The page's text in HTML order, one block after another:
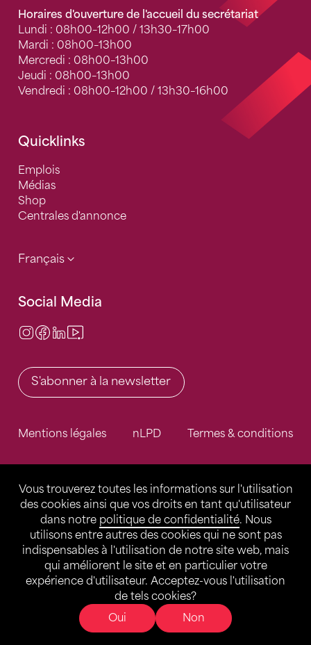
Vous trouverez toutes les informations sur l'utilisation
des cookies ainsi que vos droits en tant qu'utilisateur
dans notre politique de confidentialité. Nous
utilisons entre autres des cookies qui ne sont pas
indispensables à l'utilisation de notre site web, mais
qui améliorent le site et en particulier votre
expérience d'utilisateur. Acceptez-vous l'utilisation
de tels cookies?
Oui
Non
Horaires d'ouverture de l'accueil du secrétariat
Lundi : 08h00–12h00 / 13h30–17h00
Mardi : 08h00–13h00
Mercredi : 08h00–13h00
Jeudi : 08h00–13h00
Vendredi : 08h00–12h00 / 13h30–16h00
Quicklinks
Emplois
Médias
Shop
Centrales d'annonce
Français
Social Media
Instagram
Facebook
LinkedIn
S'abonner à la newsletter
Mentions légales nLPD Termes & conditions